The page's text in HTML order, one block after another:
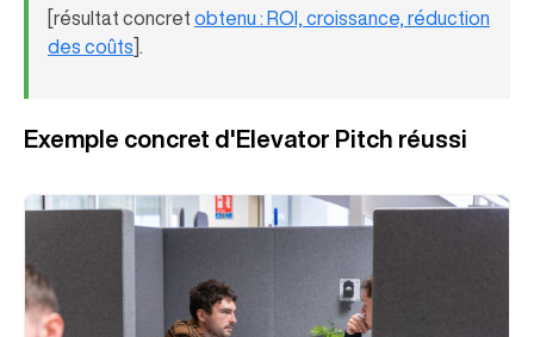
[résultat concret obtenu : ROI, croissance, réduction
des coûts
Exemple concret d'Elevator Pitch réussi